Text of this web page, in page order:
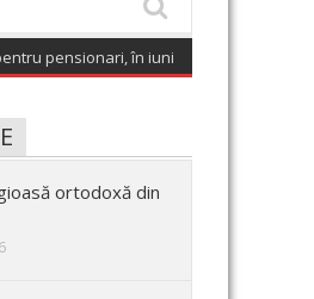
în iunie 2026
ortodoxă din